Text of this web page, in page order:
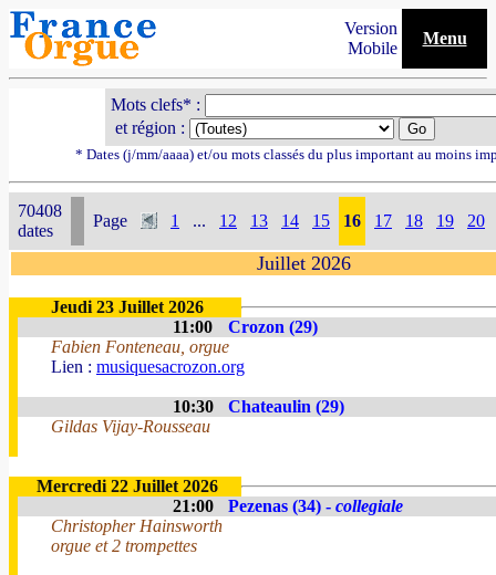
Version
Mobile
Menu
Mots clefs* :
et région :
* Dates (j/mm/aaaa) et/ou mots classés du plus important au moins
70408
dates
Page 1 ... 12 13 14 15 16 17 18 19 20
Juillet 2026
Jeudi 23 Juillet 2026
11:00
Crozon (29)
Fabien Fonteneau, orgue
Lien : musiquesacrozon.org
10:30
Chateaulin (29)
Gildas Vijay-Rousseau
Mercredi 22 Juillet 2026
21:00
Pezenas (34) - collegiale
Christopher Hainsworth
orgue et 2 trompettes